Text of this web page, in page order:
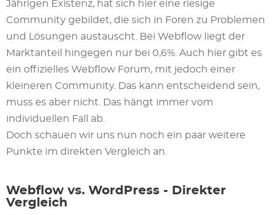
Jährigen Existenz, hat sich hier eine riesige
Community gebildet, die sich in Foren zu Problemen
und Lösungen austauscht. Bei Webflow liegt der
Marktanteil hingegen nur bei 0,6%. Auch hier gibt es
ein offizielles Webflow Forum, mit jedoch einer
kleineren Community. Das kann entscheidend sein,
muss es aber nicht. Das hängt immer vom
individuellen Fall ab.
Doch schauen wir uns nun noch ein paar weitere
Punkte im direkten Vergleich an.
Webflow vs. WordPress - Direkter
Vergleich